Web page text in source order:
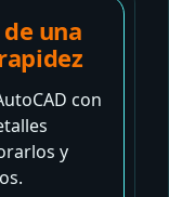
una
con
y